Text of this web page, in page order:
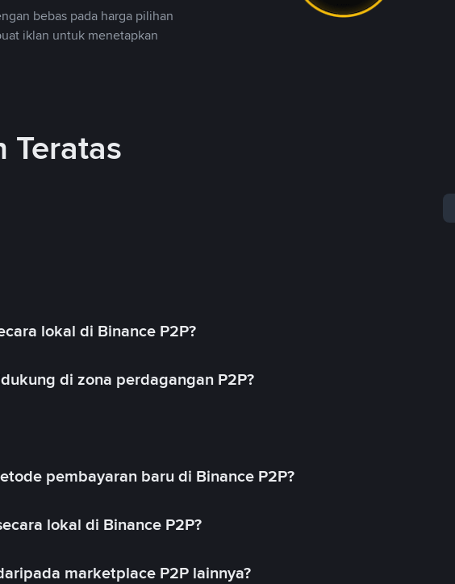
bebas pada harga pilihan
iklan untuk menetapkan
Teratas
lokal di Binance P2P?
di zona perdagangan P2P?
pembayaran baru di Binance P2P?
lokal di Binance P2P?
marketplace P2P lainnya?